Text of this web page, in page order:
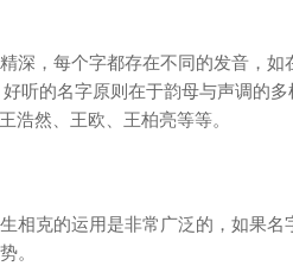
深，每个字都存在不同的发音，
听的名字原则在于韵母与声调的
浩然、王欧、王柏亮等等。
相克的运用是非常广泛的，如果
。